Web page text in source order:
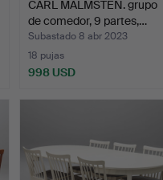
CARL MALMSTEN. grupo
de comedor, 9 partes,…
Subastado 8 abr 2023
18 pujas
998 USD